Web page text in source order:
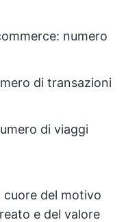
numero
di transazioni
di viaggi
cuore del motivo
e del valore